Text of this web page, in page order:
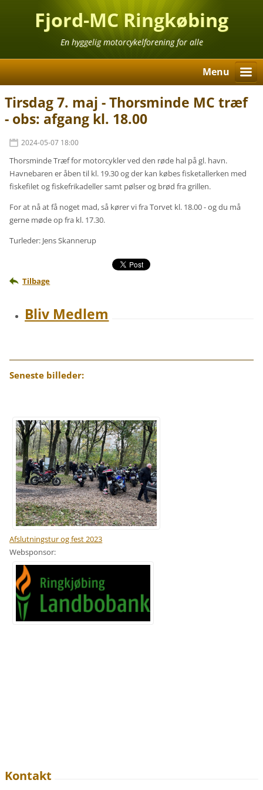
Fjord-MC Ringkøbing
En hyggelig motorcykelforening for alle
Menu
Tirsdag 7. maj - Thorsminde MC træf
- obs: afgang kl. 18.00
2024-05-07 18:00
Thorsminde Træf for motorcykler ved den røde hal på gl. havn.
Havnebaren er åben til kl. 19.30 og der kan købes fisketallerken med
fiskefilet og fiskefrikadeller samt pølser og brød fra grillen.
For at nå at få noget mad, så kører vi fra Torvet kl. 18.00 - og du må
gerne møde op fra kl. 17.30.
Turleder: Jens Skannerup
Tilbage
Bliv Medlem
Seneste billeder:
Afslutningstur og fest 2023
Websponsor:
Kontakt